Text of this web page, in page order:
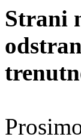
Strani